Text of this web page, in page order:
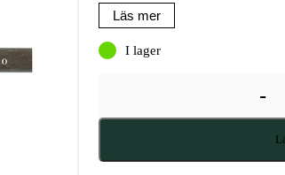
Läs mer
I lager
-